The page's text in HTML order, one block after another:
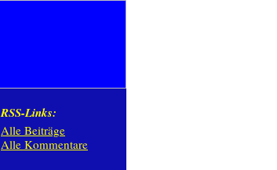
RSS-Links:
Alle Beiträge
Alle Kommentare